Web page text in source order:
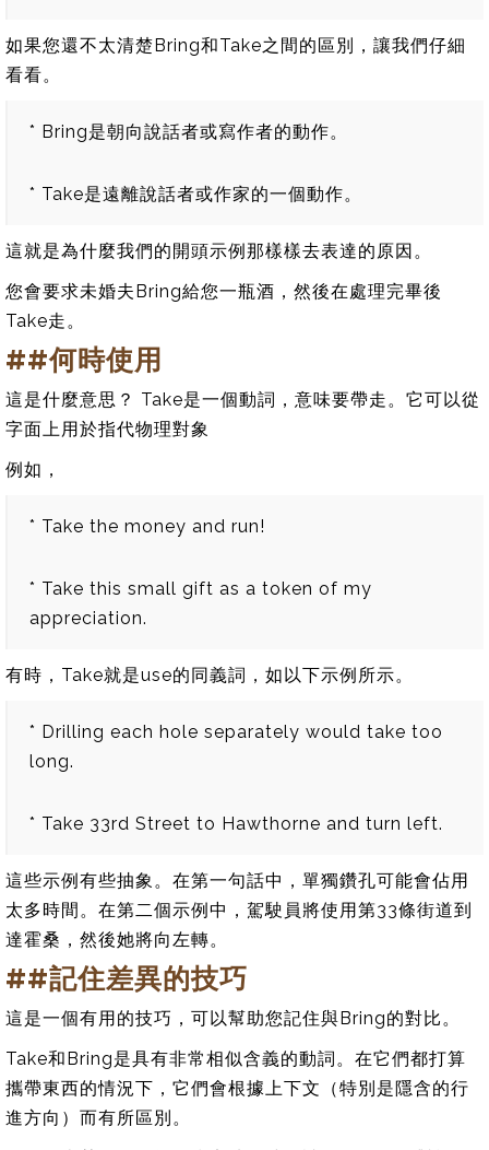
如果您還不太清楚Bring和Take之間的區別，讓我們仔細
看看。
* Bring是朝向說話者或寫作者的動作。
* Take是遠離說話者或作家的一個動作。
這就是為什麼我們的開頭示例那樣樣去表達的原因。
您會要求未婚夫Bring給您一瓶酒，然後在處理完畢後
Take走。
##何時使用
這是什麼意思？ Take是一個動詞，意味要帶走。它可以從
字面上用於指代物理對象
例如，
* Take the money and run!
* Take this small gift as a token of my
appreciation.
有時，Take就是use的同義詞，如以下示例所示。
* Drilling each hole separately would take too
long.
* Take 33rd Street to Hawthorne and turn left.
這些示例有些抽象。在第一句話中，單獨鑽孔可能會佔用
太多時間。在第二個示例中，駕駛員將使用第33條街道到
達霍桑，然後她將向左轉。
##記住差異的技巧
這是一個有用的技巧，可以幫助您記住與Bring的對比。
Take和Bring是具有非常相似含義的動詞。在它們都打算
攜帶東西的情況下，它們會根據上下文（特別是隱含的行
進方向）而有所區別。